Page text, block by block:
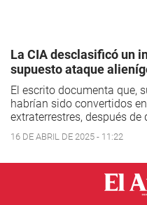
La CIA desclasificó un
supuesto ataque
El escrito documenta que,
habrían sido convertidos
extraterrestres, después
16 DE ABRIL DE 2025 - 11:22